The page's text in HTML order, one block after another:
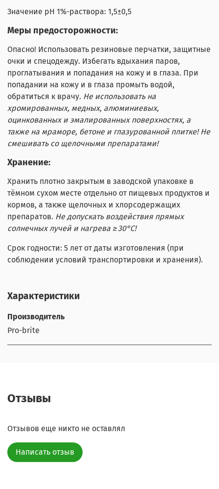
Значение pH 1%-раствора: 1,5±0,5
Меры предосторожности:
Опасно! Использовать резиновые перчатки, защитные
очки и спецодежду. Избегать вдыхания паров,
проглатывания и попадания на кожу и в глаза. При
попадании на кожу и в глаза промыть водой,
обратиться к врачу. Не использовать на
хромированных, медных, алюминиевых,
оцинкованных и эмалированных поверхностях, а
также на мраморе, бетоне и глазурованной плитке! Не
смешивать со щелочными препаратами!
Хранение:
Хранить плотно закрытым в заводской упаковке в
тёмном сухом месте отдельно от пищевых продуктов и
кормов, а также щелочных и хлорсодержащих
препаратов. Не допускать воздействия прямых
солнечных лучей и нагрева ≥30°С!
Срок годности: 5 лет от даты изготовления (при
соблюдении условий транспортировки и хранения).
Характеристики
Производитель
Pro-brite
Отзывы
Отзывов еще никто не оставлял
Написать отзыв